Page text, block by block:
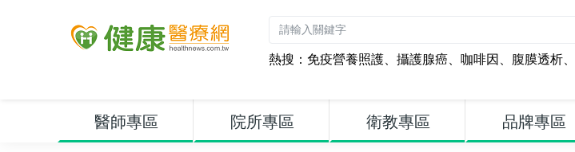
熱搜： 免疫營養照護、 攝護腺癌、 咖啡因、 腹膜透析、
醫師專區 院所專區 衛教專區 品牌專區